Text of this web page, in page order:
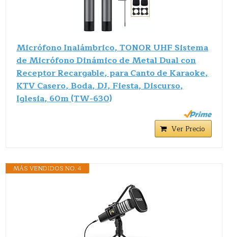
Micrófono Inalámbrico, TONOR UHF Sistema
de Micrófono Dinámico de Metal Dual con
Receptor Recargable, para Canto de Karaoke,
KTV Casero, Boda, DJ, Fiesta, Discurso,
Iglesia, 60m (TW-630)
Ver Precio
MÁS VENDIDOS NO. 4